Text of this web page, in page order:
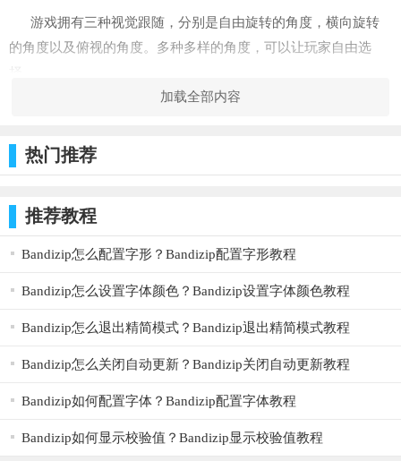
游戏拥有三种视觉跟随，分别是自由旋转的角度，横向旋转
的角度以及俯视的角度。多种多样的角度，可以让玩家自由选
在游戏中除了玩家操作的主角色，还拥有一个由AI智能控制
放。
会触发连击。
游戏点评
游戏的整体画风以及机制的设定都非常不错。3D的特效能够
使玩家沉浸在游戏当中，体验到游戏的乐趣。
加载全部内容
热门推荐
推荐教程
Bandizip怎么配置字形？Bandizip配置字形教程
Bandizip怎么设置字体颜色？Bandizip设置字体颜色教程
Bandizip怎么退出精简模式？Bandizip退出精简模式教程
Bandizip怎么关闭自动更新？Bandizip关闭自动更新教程
Bandizip如何配置字体？Bandizip配置字体教程
Bandizip如何显示校验值？Bandizip显示校验值教程